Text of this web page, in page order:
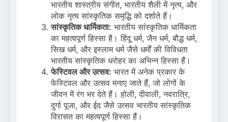
भारतीय शास्त्रीय संगीत, भारतीय शैली में नृत्य, और
लोक नृत्य सांस्कृतिक समृद्धि को दर्शाते हैं।
सांस्कृतिक धार्मिकता: भारतीय सांस्कृतिक धार्मिकता
का महत्वपूर्ण हिस्सा है। हिंदू धर्म, जैन धर्म, बौद्ध धर्म,
सिख धर्म, और इस्लाम धर्म जैसे धर्मों की विविधता
भारतीय सांस्कृतिक धरोहर का अभिन्न हिस्सा हैं।
फेस्टिवल और उत्सव: भारत में अनेक प्रकार के
फेस्टिवल और उत्सव मनाए जाते हैं, जो लोगों के
जीवन में रंग भर देते हैं। होली, दीवाली, नवरात्रि,
दुर्गा पूजा, और ईद जैसे उत्सव भारतीय सांस्कृतिक
विरासत का महत्वपूर्ण हिस्सा हैं।